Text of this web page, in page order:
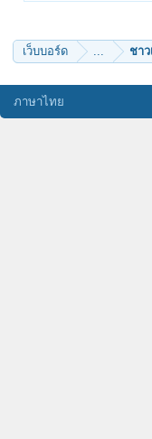
เว็บบอร์ด ... ชา
ภาษาไทย